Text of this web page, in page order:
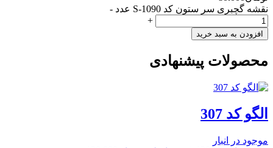
نقشه گچبری سر ستون کد S-1090 عدد
-
+
افزودن به سبد خرید
محصولات پیشنهادی
الگو کد 307
موجود در انبار